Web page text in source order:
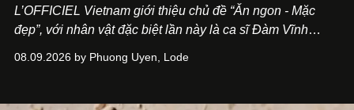
L’OFFICIEL Vietnam giới thiệu chủ đề “Ăn ngon - Mặc
đẹp”, với nhân vật đặc biệt lần này là ca sĩ Đàm Vĩnh
Cà Phê Cà Pháo mang dấu ấn Indochine hoài niệm, thu
08.09.2026 by Phuong Uyen, Lode